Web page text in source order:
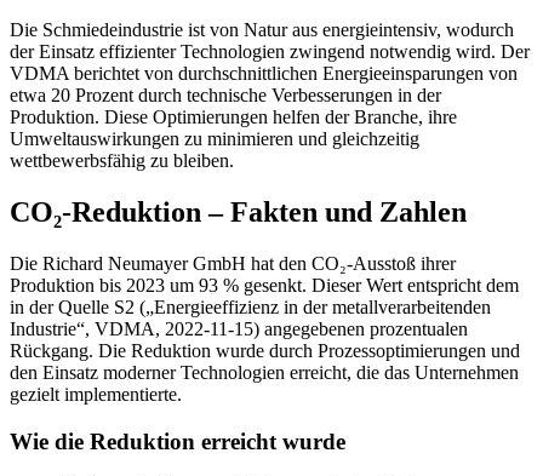
Die Schmiedeindustrie ist von Natur aus energieintensiv, wodurch
der Einsatz effizienter Technologien zwingend notwendig wird. Der
VDMA berichtet von durchschnittlichen Energieeinsparungen von
etwa 20 Prozent durch technische Verbesserungen in der
Produktion. Diese Optimierungen helfen der Branche, ihre
Umweltauswirkungen zu minimieren und gleichzeitig
wettbewerbsfähig zu bleiben.
CO₂-Reduktion – Fakten und Zahlen
Die Richard Neumayer GmbH hat den CO₂-Ausstoß ihrer
Produktion bis 2023 um 93 % gesenkt. Dieser Wert entspricht dem
in der Quelle S2 („Energieeffizienz in der metallverarbeitenden
Industrie“, VDMA, 2022-11-15) angegebenen prozentualen
Rückgang. Die Reduktion wurde durch Prozessoptimierungen und
den Einsatz moderner Technologien erreicht, die das Unternehmen
gezielt implementierte.
Wie die Reduktion erreicht wurde